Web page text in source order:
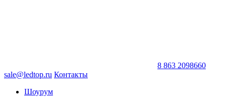
8 863 2098660
sale@ledtop.ru Контакты
Шоурум